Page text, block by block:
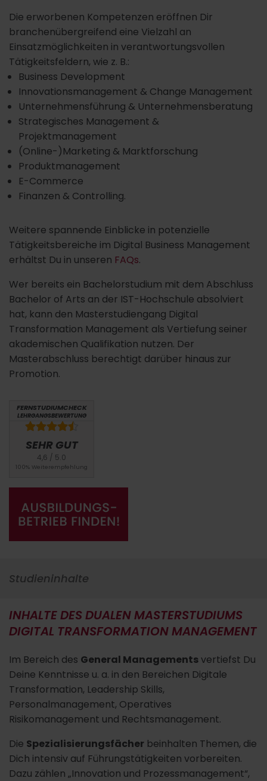
Die erworbenen Kompetenzen eröffnen Dir
branchenübergreifend eine Vielzahl an
Einsatzmöglichkeiten in verantwortungsvollen
Tätigkeitsfeldern, wie z. B.:
Business Development
Innovationsmanagement & Change Management
Unternehmensführung & Unternehmensberatung
Strategisches Management &
Projektmanagement
(Online-)Marketing & Marktforschung
Produktmanagement
E-Commerce
Finanzen & Controlling.
Weitere spannende Einblicke in potenzielle
Tätigkeitsbereiche im Digital Business Management
erhältst Du in unseren FAQs.
Wer bereits ein Bachelorstudium mit dem Abschluss
Bachelor of Arts an der IST-Hochschule absolviert
hat, kann den Masterstudiengang Digital
Transformation Management als Vertiefung seiner
akademischen Qualifikation nutzen. Der
Masterabschluss berechtigt darüber hinaus zur
Promotion.
FERNSTUDIUMCHECK
LEHRGANGSBEWERTUNG
SEHR GUT
4,6 / 5.0
100% Weiterempfehlung
Studieninhalte
INHALTE DES DUALEN MASTERSTUDIUMS
DIGITAL TRANSFORMATION MANAGEMENT
Im Bereich des General Managementsvertiefst Du
Deine Kenntnisse u. a. in den Bereichen Digitale
Transformation, Leadership Skills,
Personalmanagement, Operatives
Risikomanagement und Rechtsmanagement.
Die Spezialisierungsfächer beinhalten Themen, die
Dich intensiv auf Führungstätigkeiten vorbereiten.
Dazu zählen „Innovation und Prozessmanagement“,